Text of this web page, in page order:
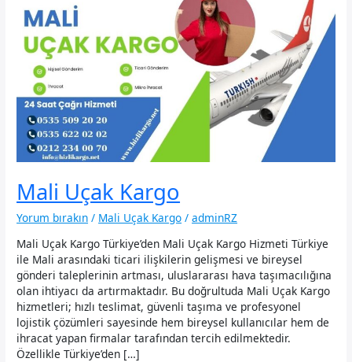
Mali Uçak Kargo
Yorum bırakın / Mali Uçak Kargo /adminRZ
Mali Uçak Kargo Türkiye’den Mali Uçak Kargo Hizmeti Türkiye
ile Mali arasındaki ticari ilişkilerin gelişmesi ve bireysel
gönderi taleplerinin artması, uluslararası hava taşımacılığına
olan ihtiyacı da artırmaktadır. Bu doğrultuda Mali Uçak Kargo
hizmetleri; hızlı teslimat, güvenli taşıma ve profesyonel
lojistik çözümleri sayesinde hem bireysel kullanıcılar hem de
ihracat yapan firmalar tarafından tercih edilmektedir.
Özellikle Türkiye’den […]